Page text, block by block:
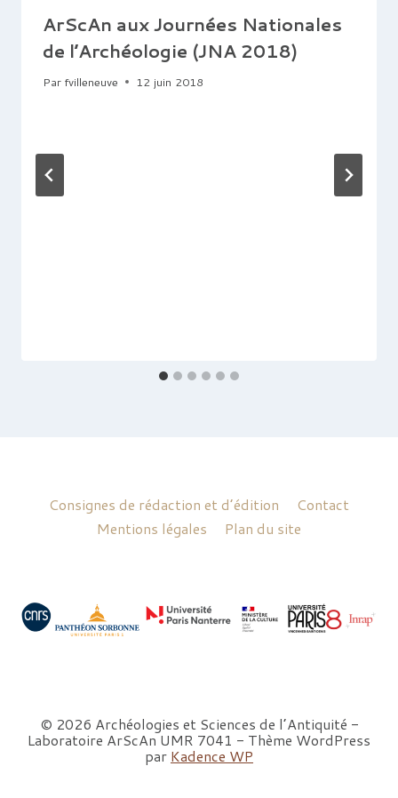
ArScAn aux Journées Nationales
de l’Archéologie (JNA 2018)
Par fvilleneuve 12 juin 2018
Consignes de rédaction et d’édition
Contact
Mentions légales
Plan du site
© 2026 Archéologies et Sciences de l’Antiquité -
Laboratoire ArScAn UMR 7041 - Thème WordPress
par Kadence WP